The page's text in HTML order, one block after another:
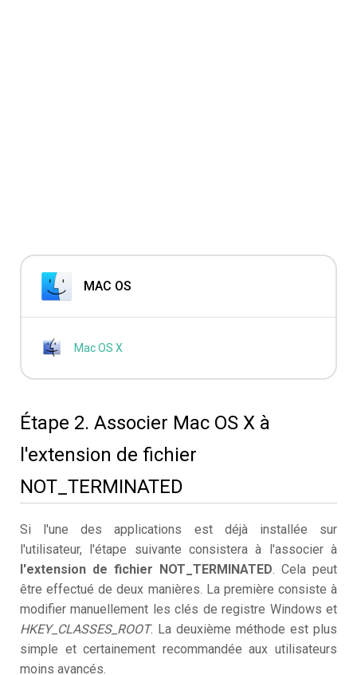
MAC OS
Mac OS X
Étape 2. Associer Mac OS X à
l'extension de fichier
NOT_TERMINATED
Si l'une des applications est déjà installée sur
l'utilisateur, l'étape suivante consistera à l'associer à
l'extension de fichier NOT_TERMINATED. Cela peut
être effectué de deux manières. La première consiste à
modifier manuellement les clés de registre Windows et
HKEY_CLASSES_ROOT. La deuxième méthode est plus
simple et certainement recommandée aux utilisateurs
moins avancés.